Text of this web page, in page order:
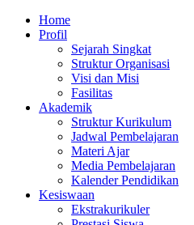
Home
Profil
Sejarah Singkat
Struktur Organisasi
Visi dan Misi
Fasilitas
Akademik
Struktur Kurikulum
Jadwal Pembelajaran
Materi Ajar
Media Pembelajaran
Kalender Pendidikan
Kesiswaan
Ekstrakurikuler